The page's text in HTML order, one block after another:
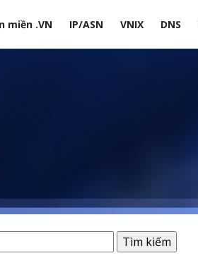
miền .VN IP/ASN VNIX DNS